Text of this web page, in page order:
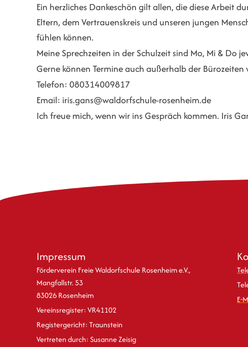
Ein herzliches Dankeschön gilt allen, die diese Arbeit
Eltern, dem Vertrauenskreis und unseren jungen
fühlen können.
Meine Sprechzeiten in der Schulzeit sind Mo, Mi & Do
Gerne können Termine auch außerhalb der
Telefon: 080314009817
Email: iris.gans@waldorfschule-rosenheim.de
Ich freue mich, wenn wir ins Gespräch kommen. Iris
Impressum
Förderverein Freie Waldorfschule Rosenheim e.V.,
Mangfallstr. 53
83026 Rosenheim
Vereinsregister: VR41102
Registergericht: Traunstein
Vertreten durch: Susanne Zeisig
E-